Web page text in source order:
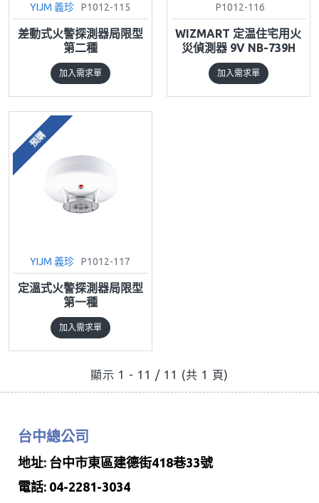
YIJM 義珍 P1012-115
差動式火警探測器局限型
第二種
加入需求單
P1012-116
WIZMART 定温住宅用火
災偵測器 9V NB-739H
加入需求單
預購
YIJM 義珍 P1012-117
定溫式火警探測器局限型
第一種
加入需求單
顯示 1 - 11 / 11 (共 1 頁)
台中總公司
地址: 台中市東區建德街418巷33號
電話: 04-2281-3034